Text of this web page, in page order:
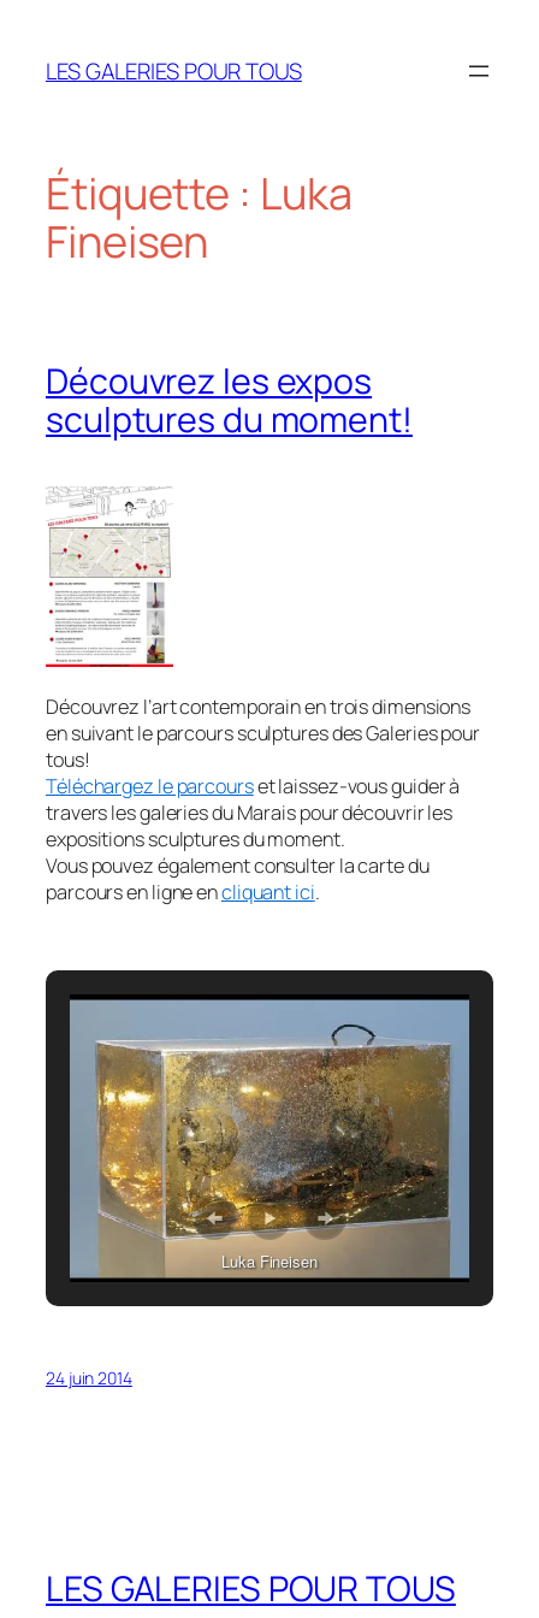
contenu
LES GALERIES POUR TOUS
Étiquette : Luka
Fineisen
Découvrez les expos
sculptures du moment!
Découvrez l’art contemporain en trois dimensions
en suivantle parcourssculptures des Galeries pour
tous!
Téléchargez le parcourset laissez-vous guider à
travers les galeries du Marais pour découvrir les
expositions sculptures du moment.
Vous pouvez également consulter la carte du
parcours en ligne encliquant ici.
Luka Fineisen
24 juin 2014
LES GALERIES POUR TOUS